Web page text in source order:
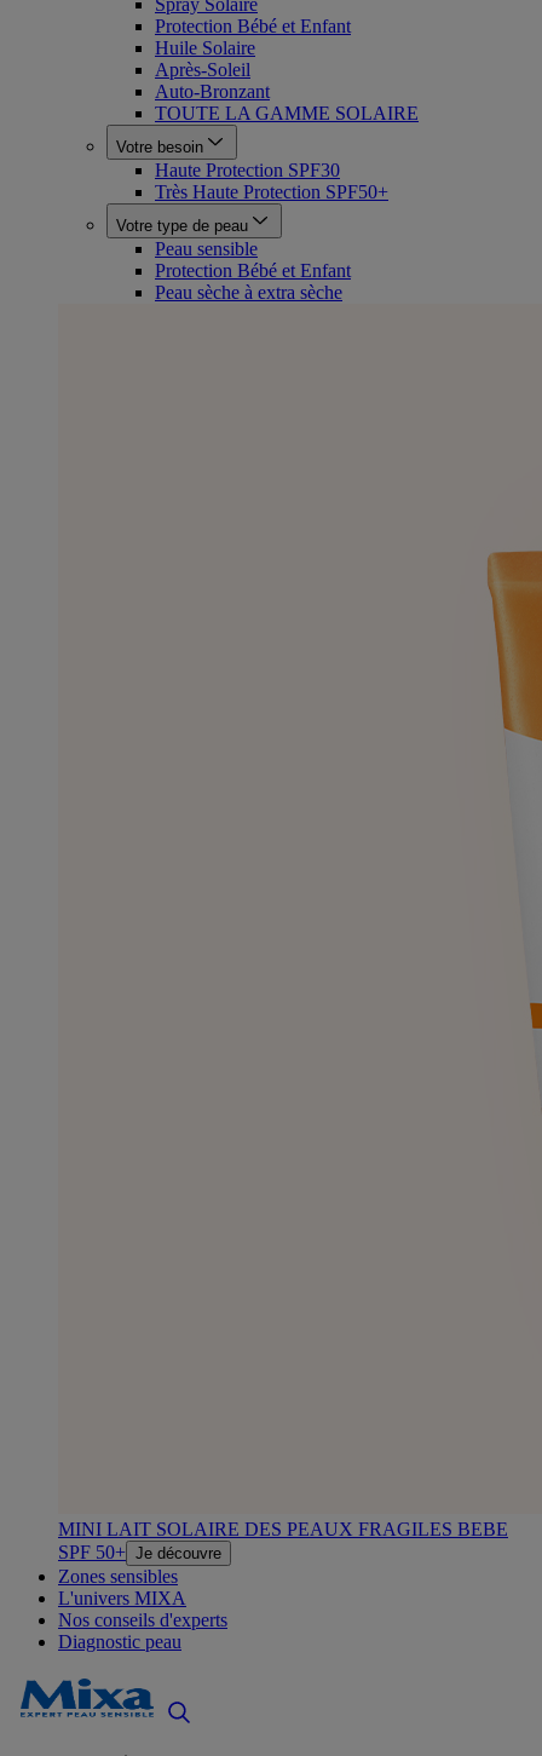
Spray Solaire
Protection Bébé et Enfant
Huile Solaire
Après-Soleil
Auto-Bronzant
TOUTE LA GAMME SOLAIRE
Votre besoin
Haute Protection SPF30
Très Haute Protection SPF50+
Votre type de peau
Peau sensible
Protection Bébé et Enfant
Peau sèche à extra sèche
MINI LAIT SOLAIRE DES PEAUX FRAGILES BEBE
SPF 50+ Je découvre
Zones sensibles
L'univers MIXA
Nos conseils d'experts
Diagnostic peau